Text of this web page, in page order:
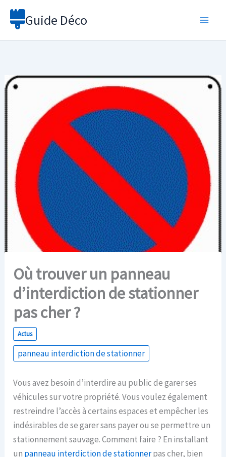
Aller
Guide Déco
Où trouver un panneau
d’interdiction de stationner
pas cher ?
Actus
panneau interdiction de stationner
Vous avez besoin d’interdire au public de garer ses
véhicules sur votre propriété. Vous voulez également
restreindre l’accès à certains espaces et empêcher les
indésirables de se garer sans payer ou se permettre un
stationnement sauvage. Comment faire ? En installant
un panneau interdiction de stationnerpas cher, bien